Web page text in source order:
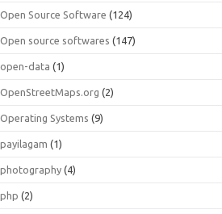
Open Source Software (124)
Open source softwares (147)
open-data (1)
OpenStreetMaps.org (2)
Operating Systems (9)
payilagam (1)
photography (4)
php (2)